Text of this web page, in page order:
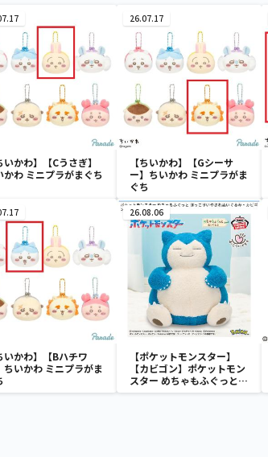
いかわ】【Cうさぎ】
かわ ミニプラがまぐち
26.07.17
【ちいかわ】【Gシーサ
ー】ちいかわ ミニプラがま
ぐち
いかわ】【Bハチワ
ちいかわ ミニプラがま
26.08.06
【ポケットモンスター】
【カビゴン】ポケットモン
スター めちゃもふぐっと
ほっこりいやされぬいぐる